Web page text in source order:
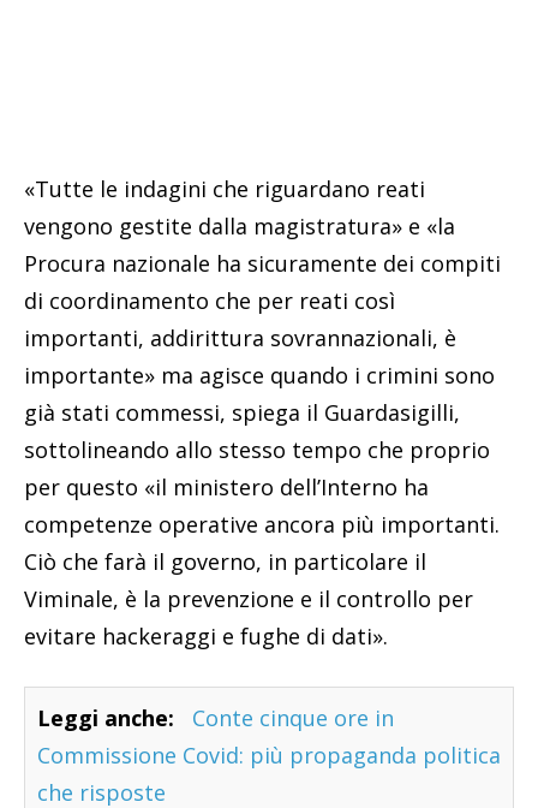
«Tutte le indagini che riguardano reati
vengono gestite dalla magistratura» e «la
Procura nazionale ha sicuramente dei compiti
di coordinamento che per reati così
importanti, addirittura sovrannazionali, è
importante» ma agisce quando i crimini sono
già stati commessi, spiega il Guardasigilli,
sottolineando allo stesso tempo che proprio
per questo «il ministero dell’Interno ha
competenze operative ancora più importanti.
Ciò che farà il governo, in particolare il
Viminale, è la prevenzione e il controllo per
evitare hackeraggi e fughe di dati».
Leggi anche:
Conte cinque ore in
Commissione Covid: più propaganda politica
che risposte